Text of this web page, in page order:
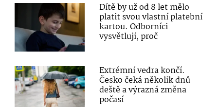
Dítě by už od 8 let mělo
platit svou vlastní platební
kartou. Odborníci
vysvětlují, proč
Extrémní vedra končí.
Česko čeká několik dnů
deště a výrazná změna
počasí